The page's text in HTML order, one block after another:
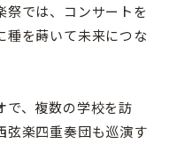
では、コンサートを
種を蒔いて未来につな
、複数の学校を訪
弦楽四重奏団も巡演す